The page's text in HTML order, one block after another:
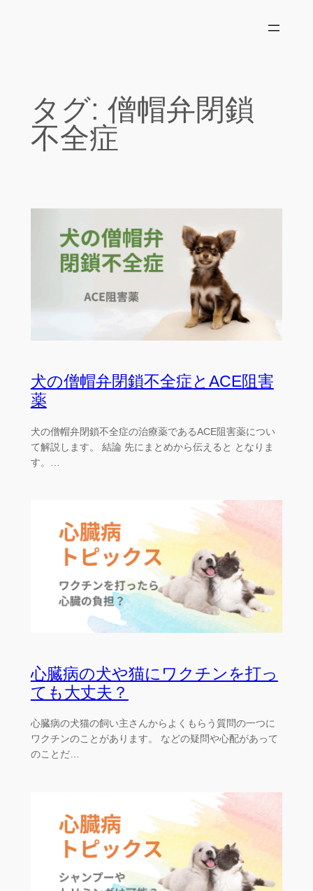
タグ: 僧帽弁閉鎖
不全症
犬の僧帽弁閉鎖不全症とACE阻害
薬
犬の僧帽弁閉鎖不全症の治療薬であるACE阻害薬につい
て解説します。 結論 先にまとめから伝えると となりま
す。…
心臓病の犬や猫にワクチンを打っ
ても大丈夫？
心臓病の犬猫の飼い主さんからよくもらう質問の一つに
ワクチンのことがあります。 などの疑問や心配があって
のことだ…